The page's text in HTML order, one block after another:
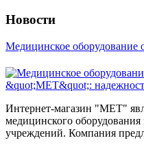
Новости
Медицинское
Интернет-магазин "МЕТ"
медицинского
учреждений. Компания